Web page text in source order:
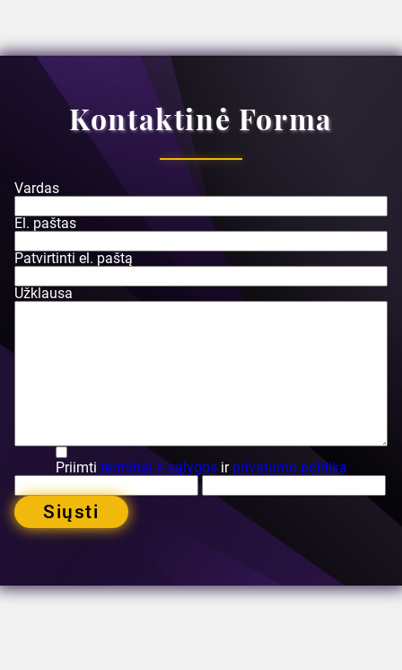
Kontaktinė Forma
Vardas
El. paštas
Patvirtinti el. paštą
Užklausa
Priimti terminai ir sąlygosir privatumo politika
Siųsti